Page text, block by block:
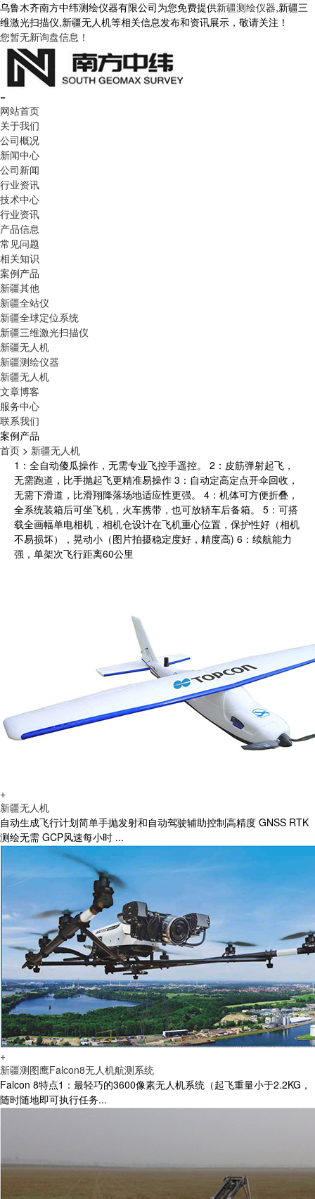
乌鲁木齐南方中纬测绘仪器有限公司为您免费提供新疆测绘仪器,新疆三
维激光扫描仪,新疆无人机等相关信息发布和资讯展示，敬请关注！
您暂无新询盘信息！
=
网站首页
关于我们
公司概况
新闻中心
公司新闻
行业资讯
技术中心
行业资讯
产品信息
常见问题
相关知识
案例产品
新疆其他
新疆全站仪
新疆全球定位系统
新疆三维激光扫描仪
新疆无人机
新疆测绘仪器
新疆无人机
文章博客
服务中心
联系我们
案例产品
首页 > 新疆无人机
1：全自动傻瓜操作，无需专业飞控手遥控。 2：皮筋弹射起飞，
无需跑道，比手抛起飞更精准易操作 3：自动定高定点开伞回收，
无需下滑道，比滑翔降落场地适应性更强。 4：机体可方便折叠，
全系统装箱后可坐飞机，火车携带，也可放轿车后备箱。 5：可搭
载全画幅单电相机，相机仓设计在飞机重心位置，保护性好（相机
不易损坏），晃动小（图片拍摄稳定度好，精度高) 6：续航能力
强，单架次飞行距离60公里
+
新疆无人机
自动生成飞行计划简单手抛发射和自动驾驶辅助控制高精度 GNSS RTK
测绘无需 GCP风速每小时 ...
+
新疆测图鹰Falcon8无人机航测系统
Falcon 8特点1：最轻巧的3600像素无人机系统（起飞重量小于2.2KG，
随时随地即可执行任务...